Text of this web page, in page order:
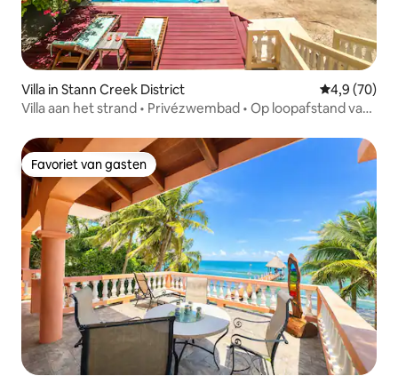
Villa in Stann Creek District Gemiddelde
4,9 (70)
Villa aan het strand • Privézwembad • Op loopafstand van
Favoriet van gasten
Favoriet van gasten